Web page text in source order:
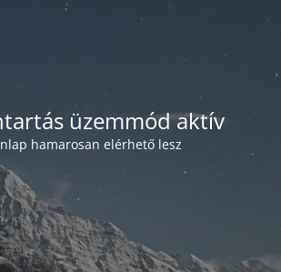
üzemmód aktív
hamarosan elérhető lesz